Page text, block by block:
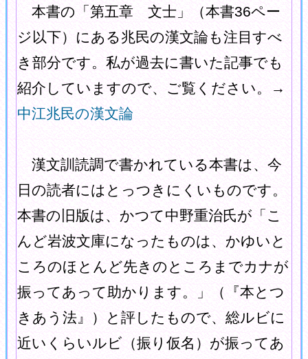
本書の「第五章 文士」（本書36ペー
ジ以下）にある兆民の漢文論も注目すべ
き部分です。私が過去に書いた記事でも
紹介していますので、ご覧ください。→
中江兆民の漢文論
漢文訓読調で書かれている本書は、今
日の読者にはとっつきにくいものです。
本書の旧版は、かつて中野重治氏が「こ
んど岩波文庫になったものは、かゆいと
ころのほとんど先きのところまでカナが
振ってあって助かります。」（『本とつ
きあう法』）と評したもので、総ルビに
近いくらいルビ（振り仮名）が振ってあ